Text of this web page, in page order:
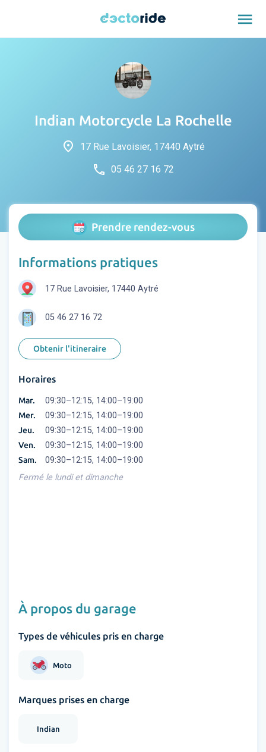
menu
Indian Motorcycle La Rochelle
place 17 Rue Lavoisier, 17440 Aytré
phone 05 46 27 16 72
Prendre rendez-vous
Informations pratiques
17 Rue Lavoisier, 17440 Aytré
05 46 27 16 72
Obtenir l'itineraire
Horaires
Mar. 09:30–12:15, 14:00–19:00
Mer. 09:30–12:15, 14:00–19:00
Jeu. 09:30–12:15, 14:00–19:00
Ven. 09:30–12:15, 14:00–19:00
Sam.
09:30–12:15, 14:00–19:00
Fermé le lundi et dimanche
À propos du garage
Types de véhicules pris en charge
Moto
Marques prises en charge
Indian